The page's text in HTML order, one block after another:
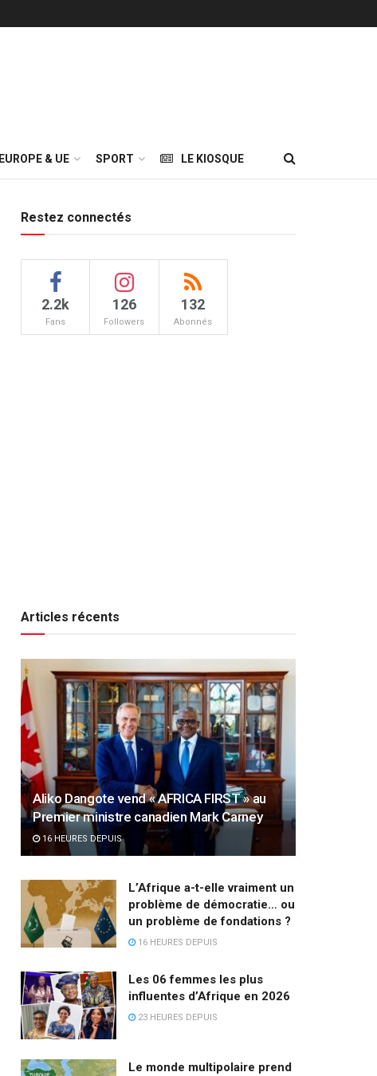
EUROPE & UE SPORT LE KIOSQUE
Restez connectés
2.2k
Fans
126
Followers
132
Abonnés
Articles récents
Aliko Dangote vend « AFRICA FIRST » au
Premier ministre canadien Mark Carney
16 HEURES DEPUIS
L’Afrique a-t-elle vraiment un
problème de démocratie… ou
un problème de fondations ?
16 HEURES DEPUIS
Les 06 femmes les plus
influentes d’Afrique en 2026
23 HEURES DEPUIS
Le monde multipolaire prend